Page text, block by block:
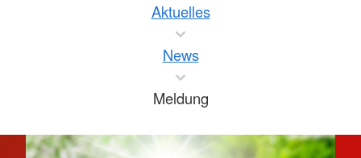
Aktuelles
News
Meldung